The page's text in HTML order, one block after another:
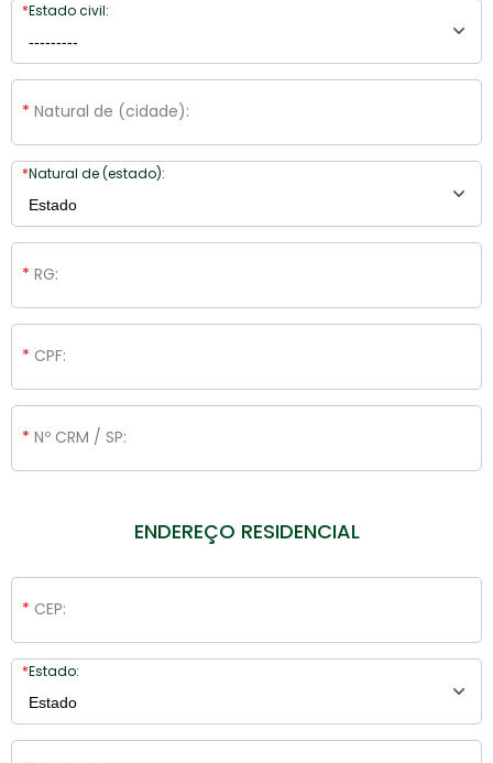
Estado civil:
Natural de (cidade):
Natural de (estado):
RG:
CPF:
Nº CRM / SP:
ENDEREÇO RESIDENCIAL
CEP:
Estado: